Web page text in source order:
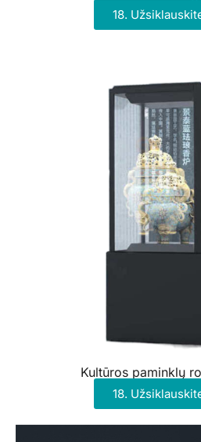
18.
Kultūros paminklų
18.